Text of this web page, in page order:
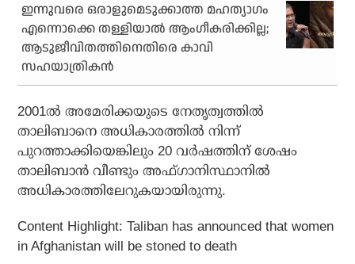
ഇന്നുവരെ ഒരാളുമെടുക്കാത്ത മഹത്യാഗം
എന്നൊക്കെ തള്ളിയാല്‍ ആംഗീകരിക്കില്ല;
ആടുജീവിതത്തിനെതിരെ കാവി
സഹയാത്രികന്‍
2001ല്‍ അമേരിക്കയുടെ നേതൃത്വത്തില്‍
താലിബാനെ അധികാരത്തില്‍ നിന്ന്
പുറത്താക്കിയെങ്കിലും 20 വര്‍ഷത്തിന് ശേഷം
താലിബാന്‍ വീണ്ടും അഫ്ഗാനിസ്ഥാനില്‍
അധികാരത്തിലേറുകയായിരുന്നു.
Content Highlight:Taliban has announced that women
in Afghanistan will be stoned to death